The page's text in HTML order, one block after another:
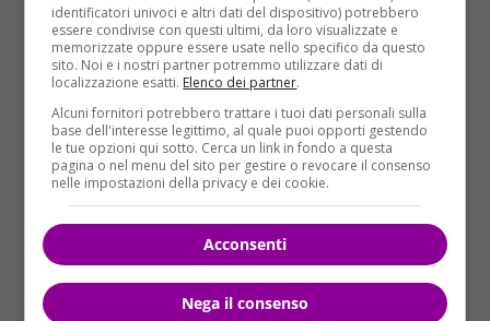
Read More
identificatori univoci e altri dati del dispositivo) potrebbero
essere condivise con questi ultimi, da loro visualizzate e
memorizzate oppure essere usate nello specifico da questo
sito. Noi e i nostri partner potremmo utilizzare dati di
localizzazione esatti. Elenco dei partner.
Alcuni fornitori potrebbero trattare i tuoi dati personali sulla
base dell'interesse legittimo, al quale puoi opporti gestendo
le tue opzioni qui sotto. Cerca un link in fondo a questa
pagina o nel menu del sito per gestire o revocare il consenso
nelle impostazioni della privacy e dei cookie.
Acconsenti
Nega il consenso